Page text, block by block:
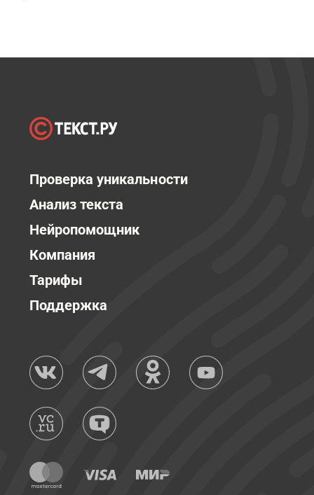
Проверка уникальности
Анализ текста
Нейропомощник
Компания
Тарифы
Поддержка